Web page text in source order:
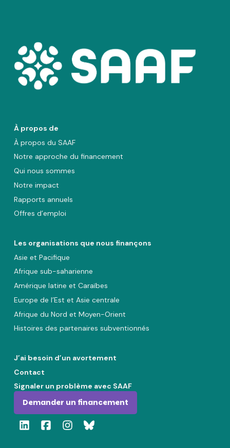
À propos de
À propos du SAAF
Notre approche du financement
Qui nous sommes
Notre impact
Rapports annuels
Offres d’emploi
Les organisations que nous finançons
Asie et Pacifique
Afrique sub-saharienne
Amérique latine et Caraïbes
Europe de l’Est et Asie centrale
Afrique du Nord et Moyen-Orient
Histoires des partenaires subventionnés
J’ai besoin d’un avortement
Contact
Signaler un problème avec SAAF
Demander un financement